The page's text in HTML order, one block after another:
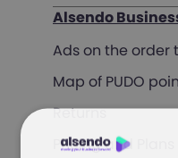
Alsendo
Ads on the order
Map of PUDO
Returns
Pricing and Plans